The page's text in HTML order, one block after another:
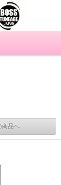
商品へ